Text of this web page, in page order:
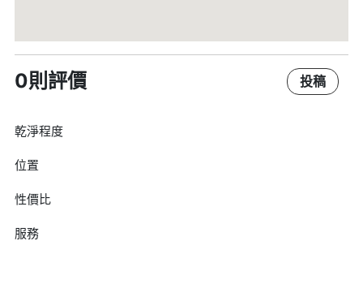
0則評價 投稿
乾淨程度
位置
性價比
服務